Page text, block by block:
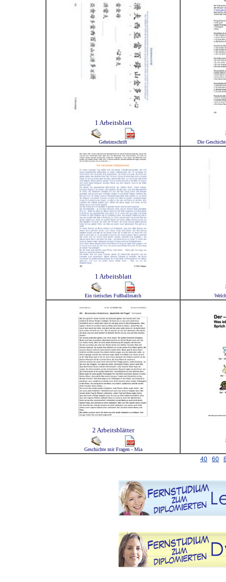
1 Arbeitsblatt
Geheimschrift Die
1 Arbeitsblatt
Ein tierisches Fußballmatch
2 Arbeitsblätter
Geschichte mit Fragen - Mia
40 60